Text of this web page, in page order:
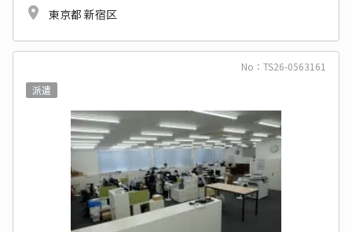
東京都 新宿区
No：TS26-0563161
派遣